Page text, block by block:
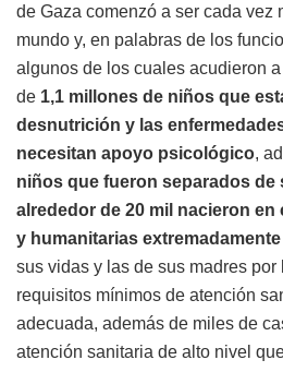
de Gaza comenzó a ser cada vez
mundo y, en palabras de los
algunos de los cuales acudieron
de 1,1 millones de niños que
desnutrición y las
necesitan apoyo psicológico,
niños que fueron separados de
alrededor de 20 mil nacieron
y humanitarias
sus vidas y las de sus madres
requisitos mínimos de atención
adecuada, además de miles de
atención sanitaria de alto nivel